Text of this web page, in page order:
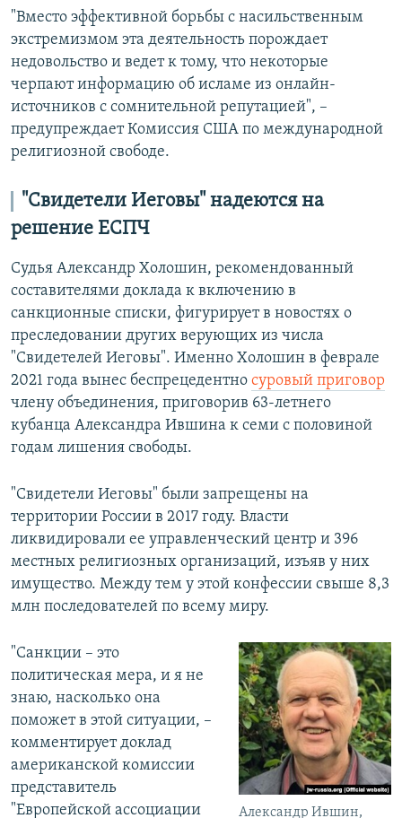
"Вместо эффективной борьбы с насильственным
экстремизмом эта деятельность порождает
недовольство и ведет к тому, что некоторые
черпают информацию об исламе из онлайн-
источников с сомнительной репутацией", –
предупреждает Комиссия США по международной
религиозной свободе.
"Свидетели Иеговы" надеются на
решение ЕСПЧ
Судья Александр Холошин, рекомендованный
составителями доклада к включению в
санкционные списки, фигурирует в новостях о
преследовании других верующих из числа
"Свидетелей Иеговы". Именно Холошин в феврале
2021 года вынес беспрецедентно суровый приговор
члену объединения, приговорив 63-летнего
кубанца Александра Ившина к семи с половиной
годам лишения свободы.
"Свидетели Иеговы" были запрещены на
территории России в 2017 году. Власти
ликвидировали ее управленческий центр и 396
местных религиозных организаций, изъяв у них
имущество. Между тем у этой конфессии свыше 8,3
млн последователей по всему миру.
Александр Ившин,
"Санкции – это
политическая мера, и я не
знаю, насколько она
поможет в этой ситуации, –
комментирует доклад
американской комиссии
представитель
"Европейской ассоциации